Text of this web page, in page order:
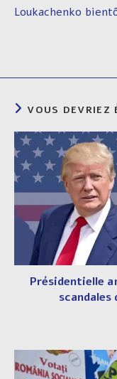
articles
Loukachenko
VOUS DEVRIEZ
Présidentielle
scandales